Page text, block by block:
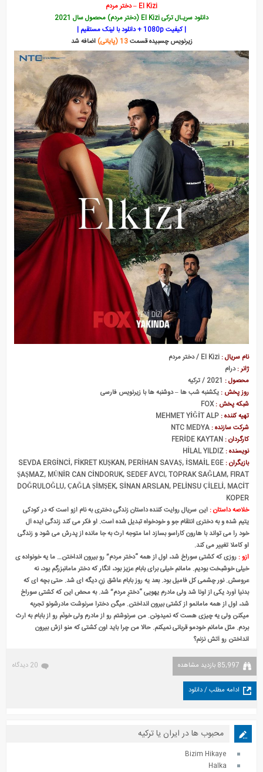
قانون طبیعت بالا و پایین استانبول
در برزخ هنوز هفده سالشه
بی سرپرست ها
El Kizi – دختر مردم
دانلود سریـال ترکی El Kizi (دختر مردم) محصول سال 2021
| کیفیت 1080p + دانلود با لینک مستقیم |
زیرنویس چسبیده قسمت13 (پایانی) اضافه شد
نام سریال :El Kizi / دختر مردم
ژانر :درام
محصول :
روز پخش :یکشنبه شب ها – دوشنبه ها با زیرنویس فارسی
شبکه پخش :FOX
تهیه کننده :MEHMET YİĞİT ALP
شرکت سازنده :NTC MEDYA
کارگردان :FERİDE KAYTAN
نویسنده :HİLAL YILDIZ
بازیگران :SEVDA ERGİNCİ, FİKRET KUŞKAN, PERİHAN SAVAŞ, İSMAİL EGE
ŞAŞMAZ, MÜNİR CAN CİNDORUK, SEDEF AVCI, TOPRAK SAĞLAM, FIRAT
DOĞRULOĞLU, ÇAĞLA ŞİMŞEK, SİNAN ARSLAN, PELİNSU ÇİLELİ, MACİT
KOPER
خلاصه داستان :این سریال روایت کننده داستان زندگی دختری به نام ازو است که در کودکی
یتیم شده و به دختری انتقام جو و خودخواه تبدیل شده است. او فکر می کند زندگی ایده آل
خود را می تواند با هارون کاراسو بسازد اما متوجه ارث به جا مانده از پدرش می شود و زندگی
او کاملا تغییر می کند.
ازو :روزی که کشتی سوراخ شد، اول از همه “دختر مردم” رو بیرون انداختن… ما یه خونواده ی
خیلی خوشبخت بودیم. مامانم خیلی برای بابام عزیز بود، انگار که دختر مامانبزرگم بود، نه
عروسش. نور چشمی کل فامیل بود. بعد یه روز بابام عاشق زنِ دیگه ای شد. حتی بچه ای که
بدنیا آورد یکی از اونا شد ولی مادرم یهویی “دخترِ مردم” شد. به محض این که کشتی سوراخ
شد، اول از همه مامانمو از کشتی بیرون انداختن. میگن دخترا سرنوشت مادرشونو تجربه
میکنن ولی یه چیزی هست که نمیدونن. من سرنوشتم رو از مادرم ولی خونَم رو از بابام به ارث
بردم. مثل مامانم خودمو قربانی نمیکنم. حالا من چرا باید اون کشتی که منو ازش بیرون
انداختن رو آتش نزنم؟
85,997 بازدید مشاهده 20 دیدگاه
ادامه مطلب / دانلود
محبوب ها در ایران یا ترکیه